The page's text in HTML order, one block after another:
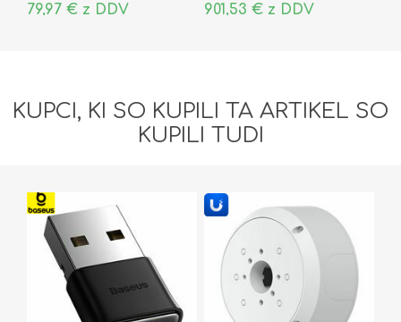
79,97 € z DDV 901,53 € z DDV
KUPCI, KI SO KUPILI TA ARTIKEL SO
KUPILI TUDI